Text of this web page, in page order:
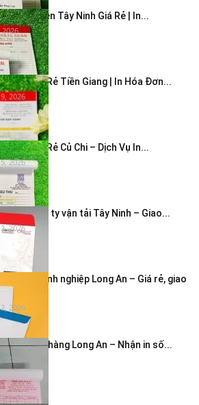
Đơn 2 Liên Tây Ninh Giá Rẻ | In...
2026
Đơn Giá Rẻ Tiền Giang | In Hóa Đơn...
2026
Đơn Giá Rẻ Củ Chi – Dịch Vụ In...
2026
thư công ty vận tải Tây Ninh – Giao...
2026
bì doanh nghiệp Long An – Giá rẻ, giao
2026
đơn cửa hàng Long An – Nhận in số...
2026